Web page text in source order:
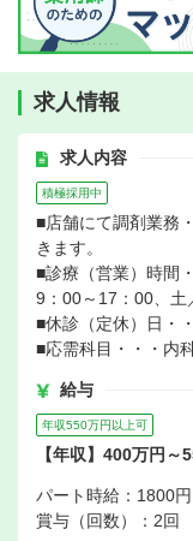
求人情報
求人内容
積極採用中
■店舗にて調剤業務
きます。
■診療（営業）時間
9：00～17：00、
■休診（定休）日・
■応需科目・・・内
給与
年収550万円以上可
【年収】400万円～
パート時給：1800円
賞与（回数）：2回